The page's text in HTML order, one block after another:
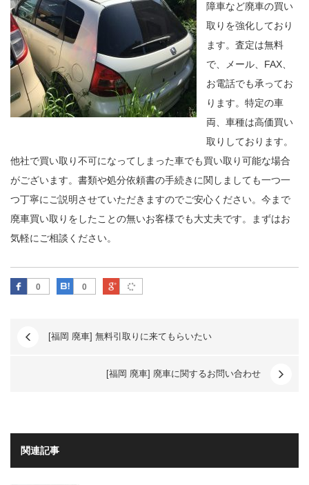
障車など廃車の買い
取りを強化しており
ます。査定は無料
で、メール、FAX、
お電話でも承ってお
ります。特定の車
両、車種は高価買い
取りしております。
他社で買い取り不可になってしまった車でも買い取り可能な場合
がございます。書類や処分依頼書の手続きに関しましても一つ一
つ丁寧にご説明させていただきますのでご安心ください。今まで
廃車買い取りをしたことの無いお客様でも大丈夫です。まずはお
気軽にご相談ください。
0
Facebook 0
はてなブックマーク
Google Plus
[福岡 廃車] 無料引取りに来てもらいたい
[福岡 廃車] 廃車に関するお問い合わせ
関連記事